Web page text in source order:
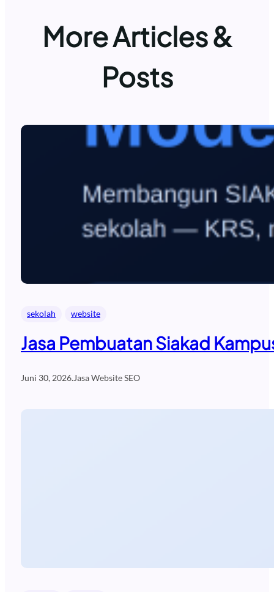
More Articles &
Posts
sekolah website
Jasa Pembuatan Siakad
Juni 30, 2026.Jasa Website SEO